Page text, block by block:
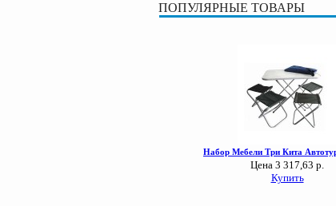
ПОПУЛЯРНЫЕ ТОВАРЫ